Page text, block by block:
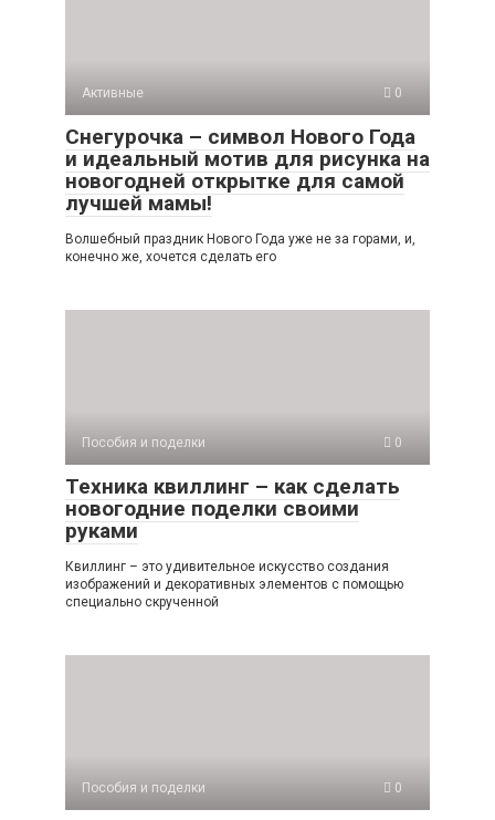
Активные 0
Снегурочка – символ Нового Года
и идеальный мотив для рисунка на
новогодней открытке для самой
лучшей мамы!
Волшебный праздник Нового Года уже не за горами, и,
конечно же, хочется сделать его
Пособия и поделки 0
Техника квиллинг – как сделать
новогодние поделки своими
руками
Квиллинг – это удивительное искусство создания
изображений и декоративных элементов с помощью
специально скрученной
Пособия и поделки 0